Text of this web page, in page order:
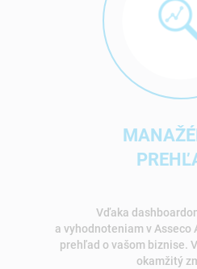
Vďaka
a vyhodnoteniam v Asseco
prehľad o vašom biznise.
okamžitý